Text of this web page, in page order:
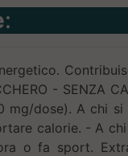
:
- SENZA
mg/dose). A chi
calorie. - A
o fa sport.